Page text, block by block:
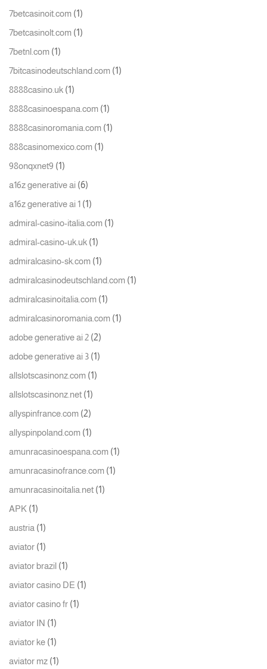
7betcasinoit.com (1)
7betcasinolt.com (1)
7betnl.com (1)
7bitcasinodeutschland.com (1)
8888casino.uk (1)
8888casinoespana.com (1)
8888casinoromania.com (1)
888casinomexico.com (1)
98onqxnet9 (1)
a16z generative ai (6)
a16z generative ai 1 (1)
admiral-casino-italia.com (1)
admiral-casino-uk.uk (1)
admiralcasino-sk.com (1)
admiralcasinodeutschland.com (1)
admiralcasinoitalia.com (1)
admiralcasinoromania.com (1)
adobe generative ai 2 (2)
adobe generative ai 3 (1)
allslotscasinonz.com (1)
allslotscasinonz.net (1)
allyspinfrance.com (2)
allyspinpoland.com (1)
amunracasinoespana.com (1)
amunracasinofrance.com (1)
amunracasinoitalia.net (1)
APK (1)
austria (1)
aviator (1)
aviator brazil (1)
aviator casino DE (1)
aviator casino fr (1)
aviator IN (1)
aviator ke (1)
aviator mz (1)